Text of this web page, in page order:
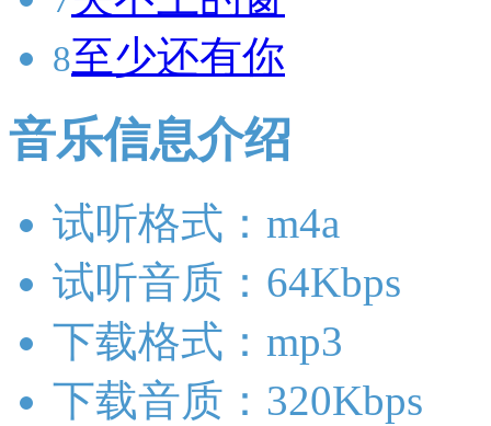
8至少还有你
音乐信息介绍
试听格式：m4a
试听音质：64Kbps
下载格式：mp3
下载音质：320Kbps